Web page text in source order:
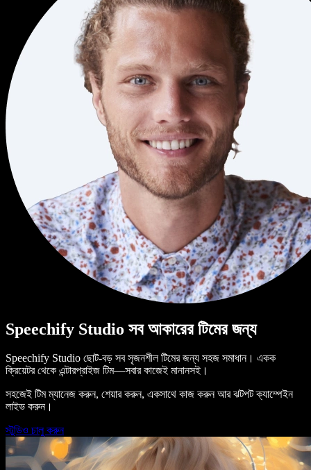
Speechify Studio সব আকারের টিমের জন্য
Speechify Studio ছোট-বড় সব সৃজনশীল টিমের জন্য সহজ সমাধান। একক
ক্রিয়েটর থেকে এন্টারপ্রাইজ টিম—সবার কাজেই মানানসই।
সহজেই টিম ম্যানেজ করুন, শেয়ার করুন, একসাথে কাজ করুন আর ঝটপট ক্যাম্পেইন
লাইভ করুন।
স্টুডিও চালু করুন